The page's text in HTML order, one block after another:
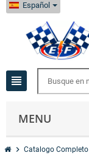
Español
view_headline
MENU
chevron_right Catalogo Completo